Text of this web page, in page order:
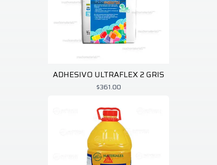
ADHESIVO ULTRAFLEX 2 GRIS
$361.00